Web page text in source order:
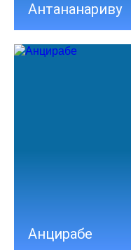
Антананариву
Анцирабе